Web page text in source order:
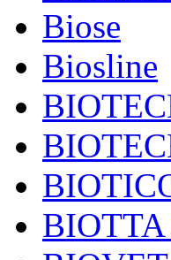
Biose
Biosline
BIOTTA